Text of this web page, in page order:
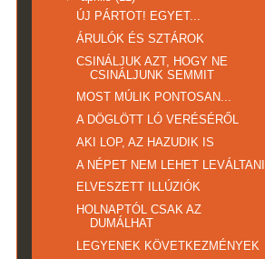
ÚJ PÁRTOT! EGYET...
ÁRULÓK ÉS SZTÁROK
CSINÁLJUK AZT, HOGY NE
CSINÁLJUNK SEMMIT
MOST MÚLIK PONTOSAN...
A DÖGLÖTT LÓ VERÉSÉRŐL
AKI LOP, AZ HAZUDIK IS
A NÉPET NEM LEHET LEVÁLTANI
ELVESZETT ILLÚZIÓK
HOLNAPTÓL CSAK AZ
DUMÁLHAT
LEGYENEK KÖVETKEZMÉNYEK